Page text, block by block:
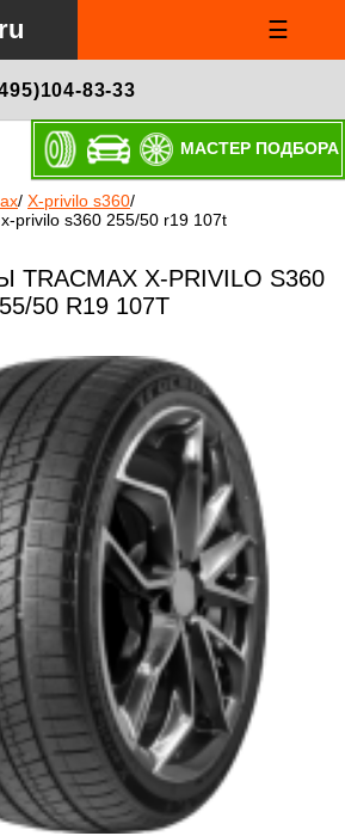
☰
83-33
МАСТЕР ПОДБОРА
/ X-privilo s360/
privilo s360 255/50 r19 107t
X-PRIVILO S360
50 R19 107T